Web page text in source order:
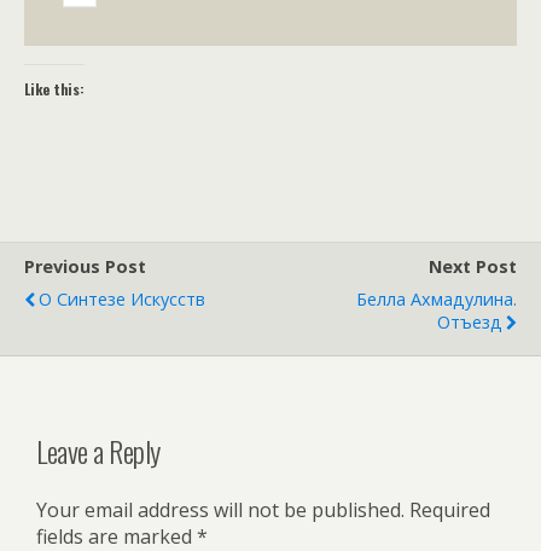
Like this:
Previous Post
О Синтезе Искусств
Next Post
Белла Ахмадулина.
Отъезд
Leave a Reply
Your email address will not be published. Required
fields are marked *